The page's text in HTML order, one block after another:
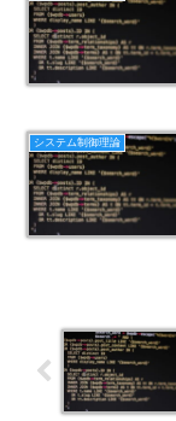
システム制御理論